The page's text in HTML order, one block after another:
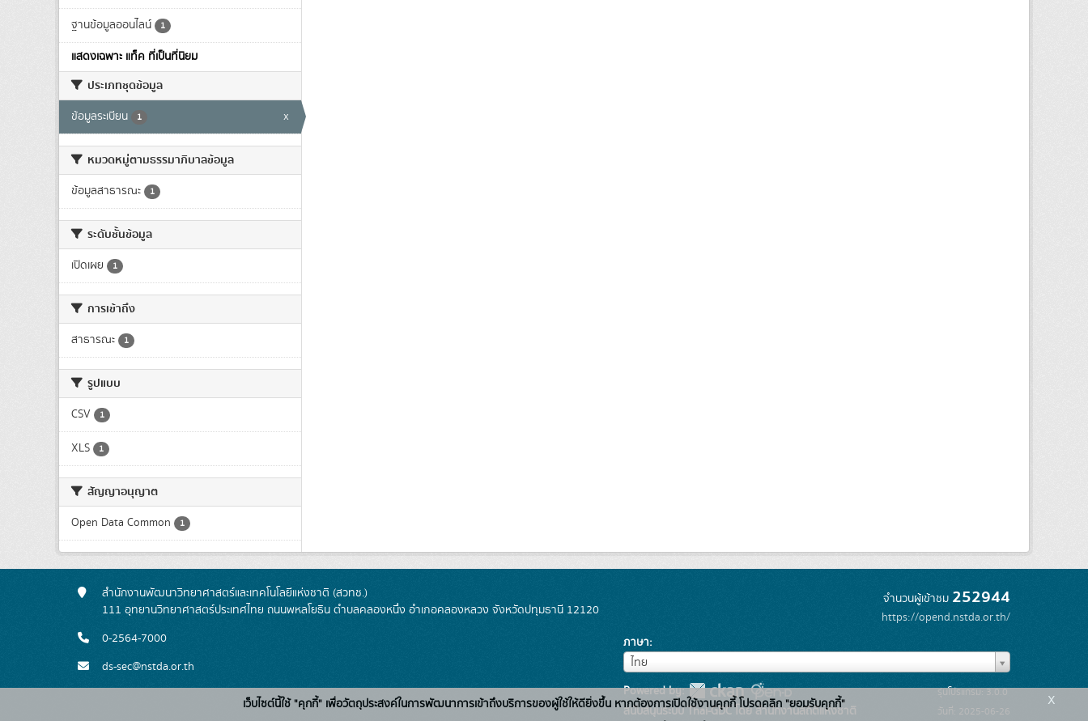
ฐานข้อมูลออนไลน์ 1
แสดงเฉพาะ แท็ค ที่เป็นที่นิยม
ประเภทชุดข้อมูล
ข้อมูลระเบียน 1 x
หมวดหมู่ตามธรรมาภิบาลข้อมูล
ข้อมูลสาธารณะ 1
ระดับชั้นข้อมูล
เปิดเผย 1
การเข้าถึง
สาธารณะ 1
รูปแบบ
CSV 1
XLS 1
สัญญาอนุญาต
Open Data Common 1
สำนักงานพัฒนาวิทยาศาสตร์และเทคโนโลยีแห่งชาติ (สวทช.)
111 อุทยานวิทยาศาสตร์ประเทศไทย ถนนพหลโยธิน ตำบลคลองหนึ่ง อำเภอคลองหลวง จังหวัดปทุมธานี 12120
0-2564-7000
ds-sec@nstda.or.th
จำนวนผู้เข้าชม 252944
https://opend.nstda.or.th/
ภาษา
ไทย
ภาษา
Powered by:
สนับสนุนระบบ Thai-GDC โดย สำนักงานสถิติแห่งชาติ
รุ่นโปรแกรม: 3.0.0
วันที่: 2025-06-26
เว็บไซต์นี้ใช้ "คุกกี้" เพื่อวัตถุประสงค์ในการพัฒนาการเข้าถึงบริการของผู้ใช้ให้ดียิ่งขึ้น หากต้องการเปิดใช้งานคุกกี้ โปรดคลิก "ยอมรับคุกกี้" x